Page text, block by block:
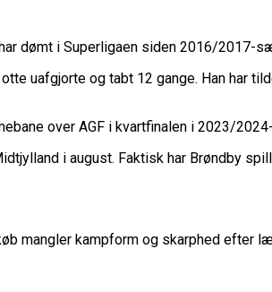
dømt i Superligaen siden 2016/2017-
uafgjorte og tabt 12 gange. Han har
over AGF i kvartfinalen i 2023/
i august. Faktisk har Brøndby
mangler kampform og skarphed efter